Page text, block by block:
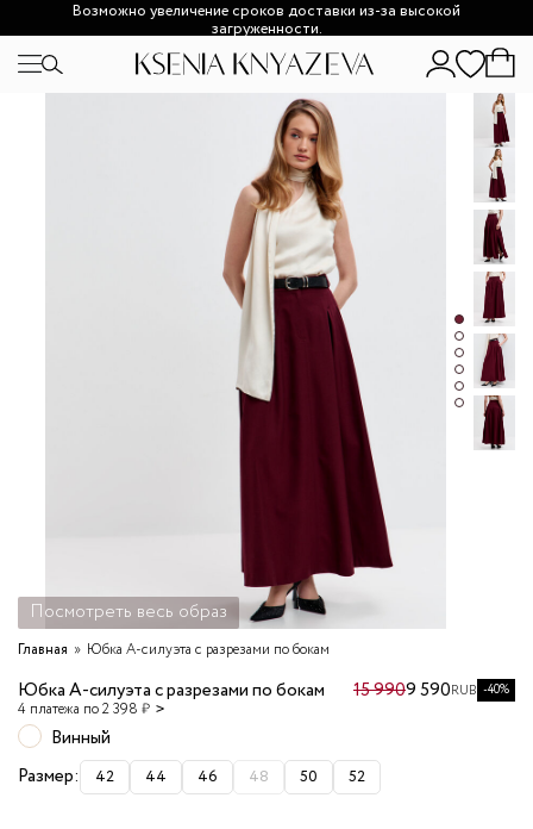
Возможно увеличение сроков доставки из-за высокой
загруженности.
Посмотреть весь образ
Главная Юбка А-силуэта с разрезами по бокам
Юбка А-силуэта с разрезами по бокам
4 платежа по 2 398 ₽
15 9909 590RUB -40%
Винный
Размер:
42 44 46 48 50 52